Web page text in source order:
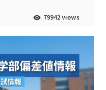
79942 views